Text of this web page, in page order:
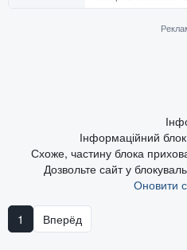
Інформаційний
Схоже, частину блока
Дозвольте сайт у
Оновити
1 Вперёд